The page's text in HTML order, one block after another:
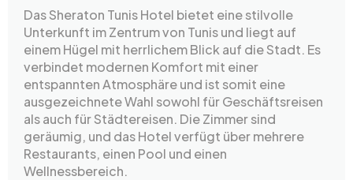
Das Sheraton Tunis Hotel bietet eine stilvolle
Unterkunft im Zentrum von Tunis und liegt auf
einem Hügel mit herrlichem Blick auf die Stadt. Es
verbindet modernen Komfort mit einer
entspannten Atmosphäre und ist somit eine
ausgezeichnete Wahl sowohl für Geschäftsreisen
als auch für Städtereisen. Die Zimmer sind
geräumig, und das Hotel verfügt über mehrere
Restaurants, einen Pool und einen
Wellnessbereich.